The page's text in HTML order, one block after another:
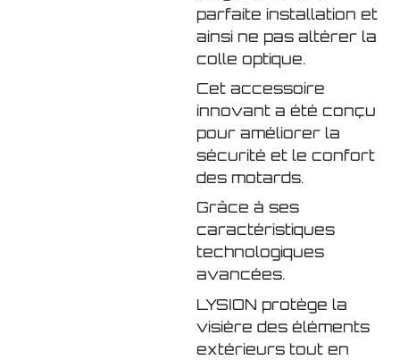
parfaite installation et
ainsi ne pas altérer la
colle optique.
Cet accessoire
innovant a été conçu
pour améliorer la
sécurité et le confort
des motards.
Grâce à ses
caractéristiques
technologiques
avancées.
LYSION protège la
visière des éléments
extérieurs tout en